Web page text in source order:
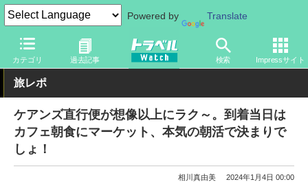
Powered by Translate
カテゴリ 過去記事 検索 Impressサイト
トラベル Watch 地域 海外旅行 オセアニア
旅レポ
ケアンズ直行便が想像以上にラク～。到着当日は
カフェ朝食にマーケット、本気の朝活で決まりで
しょ！
相川真由美 2024年1月4日 00:00